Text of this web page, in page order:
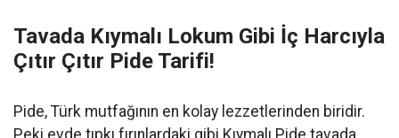
Tavada Kıymalı Lokum Gibi İç Harcıyla
Çıtır Çıtır Pide Tarifi!
Pide, Türk mutfağının en kolay lezzetlerinden biridir.
Peki evde tıpkı fırınlardaki gibi Kıymalı Pide tavada